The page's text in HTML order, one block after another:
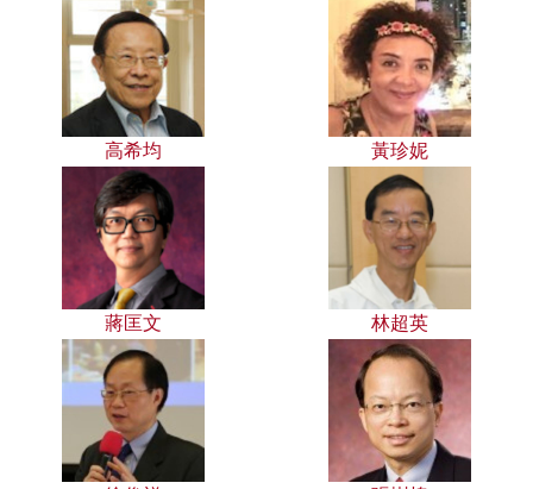
高希均 黃珍妮
蔣匡文 林超英